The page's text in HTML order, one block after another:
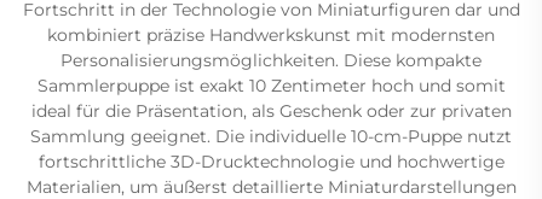
Fortschritt in der Technologie von Miniaturfiguren dar und
kombiniert präzise Handwerkskunst mit modernsten
Personalisierungsmöglichkeiten. Diese kompakte
Sammlerpuppe ist exakt 10 Zentimeter hoch und somit
ideal für die Präsentation, als Geschenk oder zur privaten
Sammlung geeignet. Die individuelle 10-cm-Puppe nutzt
fortschrittliche 3D-Drucktechnologie und hochwertige
Materialien, um äußerst detaillierte Miniaturdarstellungen